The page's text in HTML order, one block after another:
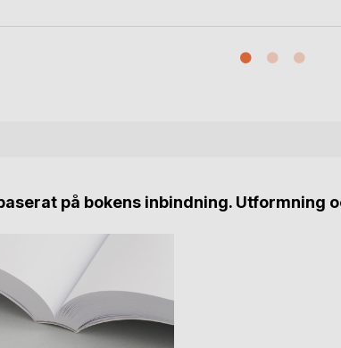
på bokens inbindning. Utformning